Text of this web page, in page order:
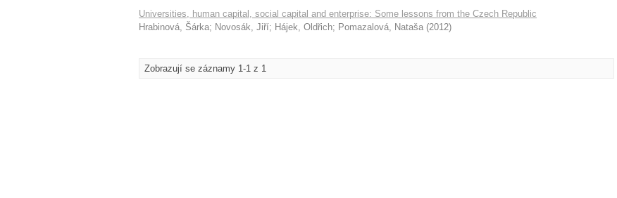
Universities, human capital, social capital and enterprise: Some lessons from the Czech Republic
Hrabinová, Šárka; Novosák, Jiří; Hájek, Oldřich; Pomazalová, Nataša (2012)
Zobrazují se záznamy 1-1 z 1